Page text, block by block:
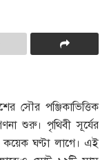
সৌর পঞ্জিকাভিত্তিক
শুরু। পৃথিবী সূর্যের
ঘণ্টা লাগে। এই